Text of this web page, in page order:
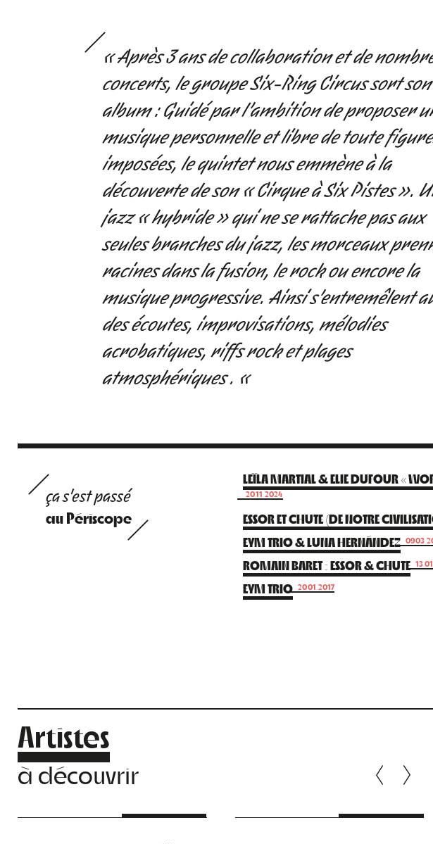
« Après 3 ans de collaboration et de
concerts, le groupe Six-Ring Circus sort
album : Guidé par l’ambition de proposer
musique personnelle et libre de toute
imposées, le quintet nous emmène à la
découverte de son « Cirque à Six Pistes ».
jazz « hybride » qui ne se rattache pas aux
seules branches du jazz, les morceaux
racines dans la fusion, le rock ou encore la
musique progressive. Ainsi s’entremêlent
des écoutes, improvisations, mélodies
acrobatiques, riffs rock et plages
atmosphériques . «
ça s'est passé
au Périscope
LEÏLA MARTIAL & ELIE DUFOUR «
20.11.2024
ESSOR ET CHUTE (DE NOTRE
EYM TRIO & LUNA HERNÁNDEZ
ROMAIN BARET : ESSOR & CHUTE
EYM TRIO 20.01.2017
Artistes
à découvrir